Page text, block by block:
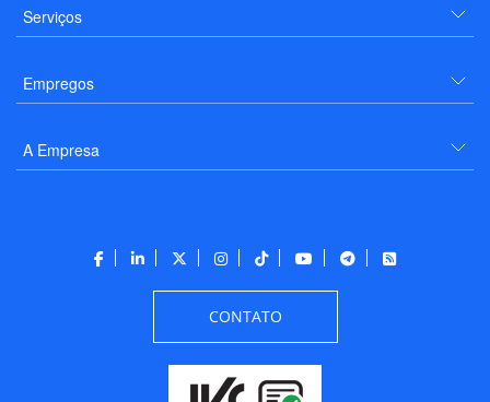
Serviços
Empregos
A Empresa
CONTATO